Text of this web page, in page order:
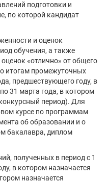
подготовки и
по которой кандидат
и оценок
обучения, а также
«отлично» от общего
итогам промежуточных
предшествующего году, в
31 марта года, в котором
период). Для
курсе по программам
об образовании и о
бакалавра, диплом
полученных в период с 1
в котором назначается
назначается